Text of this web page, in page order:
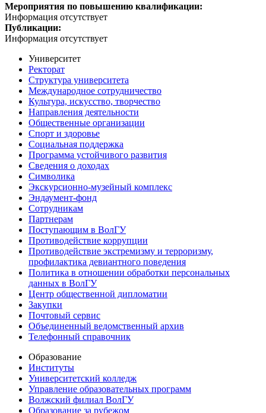
Мероприятия по повышению квалификации:
Информация отсутствует
Публикации:
Информация отсутствует
Университет
Ректорат
Структура университета
Международное сотрудничество
Культура, искусство, творчество
Направления деятельности
Общественные организации
Спорт и здоровье
Социальная поддержка
Программа устойчивого развития
Сведения о доходах
Символика
Экскурсионно-музейный комплекс
Эндаумент-фонд
Сотрудникам
Партнерам
Поступающим в ВолГУ
Противодействие коррупции
Противодействие экстремизму и терроризму,
профилактика девиантного поведения
Политика в отношении обработки персональных
данных в ВолГУ
Центр общественной дипломатии
Закупки
Почтовый сервис
Объединенный ведомственный архив
Телефонный справочник
Образование
Институты
Университетский колледж
Управление образовательных программ
Волжский филиал ВолГУ
Образование за рубежом